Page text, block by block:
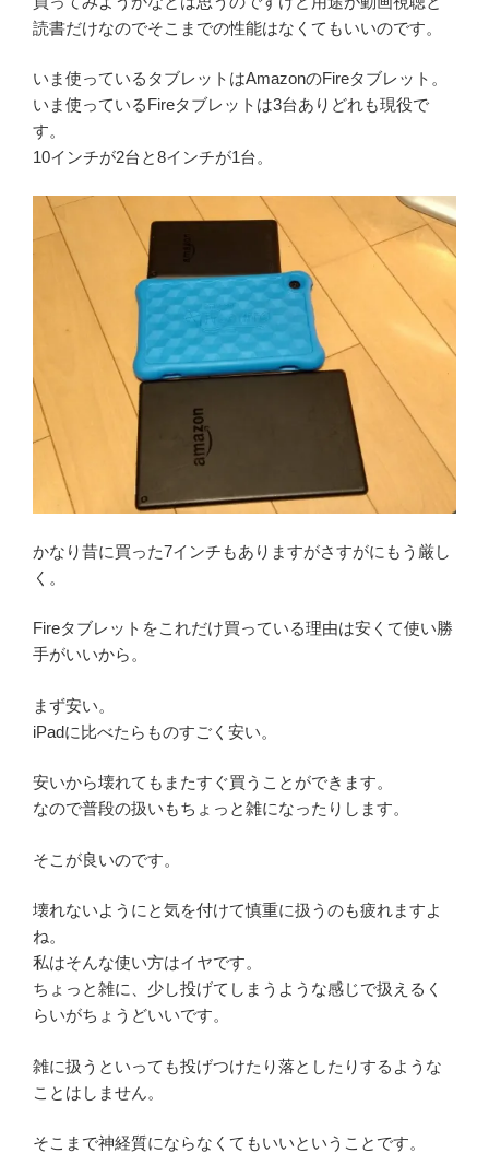
読書だけなのでそこまでの性能はなくてもいいのです。
いま使っているタブレットはAmazonのFireタブレット。
いま使っているFireタブレットは3台ありどれも現役で
す。
10インチが2台と8インチが1台。
かなり昔に買った7インチもありますがさすがにもう厳し
く。
Fireタブレットをこれだけ買っている理由は安くて使い勝
手がいいから。
まず安い。
iPadに比べたらものすごく安い。
安いから壊れてもまたすぐ買うことができます。
なので普段の扱いもちょっと雑になったりします。
そこが良いのです。
壊れないようにと気を付けて慎重に扱うのも疲れますよ
ね。
私はそんな使い方はイヤです。
ちょっと雑に、少し投げてしまうような感じで扱えるく
らいがちょうどいいです。
雑に扱うといっても投げつけたり落としたりするような
ことはしません。
そこまで神経質にならなくてもいいということです。